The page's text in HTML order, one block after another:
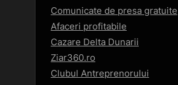
Comunicate de presa gratuite
Afaceri profitabile
Cazare Delta Dunarii
Ziar360.ro
Clubul Antreprenorului